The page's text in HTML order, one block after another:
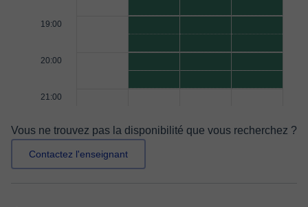
19:00
20:00
21:00
Vous ne trouvez pas la disponibilité que vous recherchez ?
Contactez l'enseignant